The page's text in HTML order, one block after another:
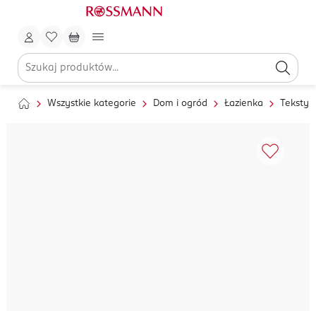
Wszystkie kategorie Dom i ogród Łazienka